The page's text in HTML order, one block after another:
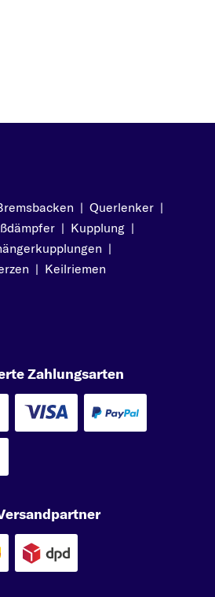
| Querlenker |
| Kupplung |
|
| Keilriemen
Zahlungsarten